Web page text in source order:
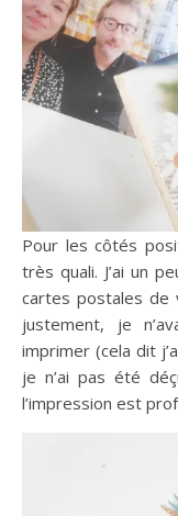
Pour les côtés
très quali. J’ai un
cartes postales de
justement, je
imprimer (cela dit
je n’ai pas été
l’impression est